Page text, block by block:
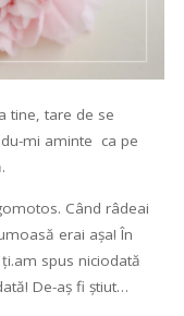
tine, tare de se
mi aminte ca pe
Când râdeai
erai așa! În
spus niciodată
De-aș fi știut…